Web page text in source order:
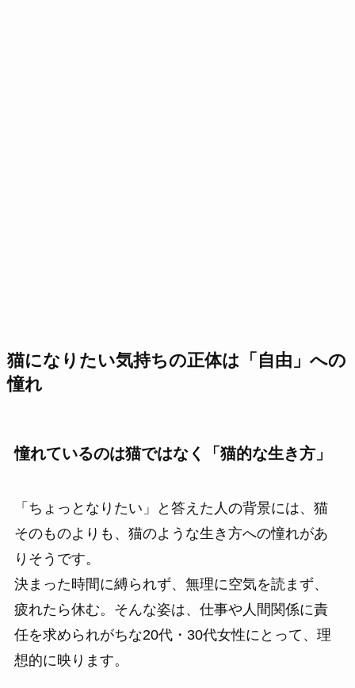
猫になりたい気持ちの正体は「自由」への
憧れ
憧れているのは猫ではなく「猫的な生き方」
「ちょっとなりたい」と答えた人の背景には、猫
そのものよりも、猫のような生き方への憧れがあ
りそうです。
決まった時間に縛られず、無理に空気を読まず、
疲れたら休む。そんな姿は、仕事や人間関係に責
任を求められがちな20代・30代女性にとって、理
想的に映ります。